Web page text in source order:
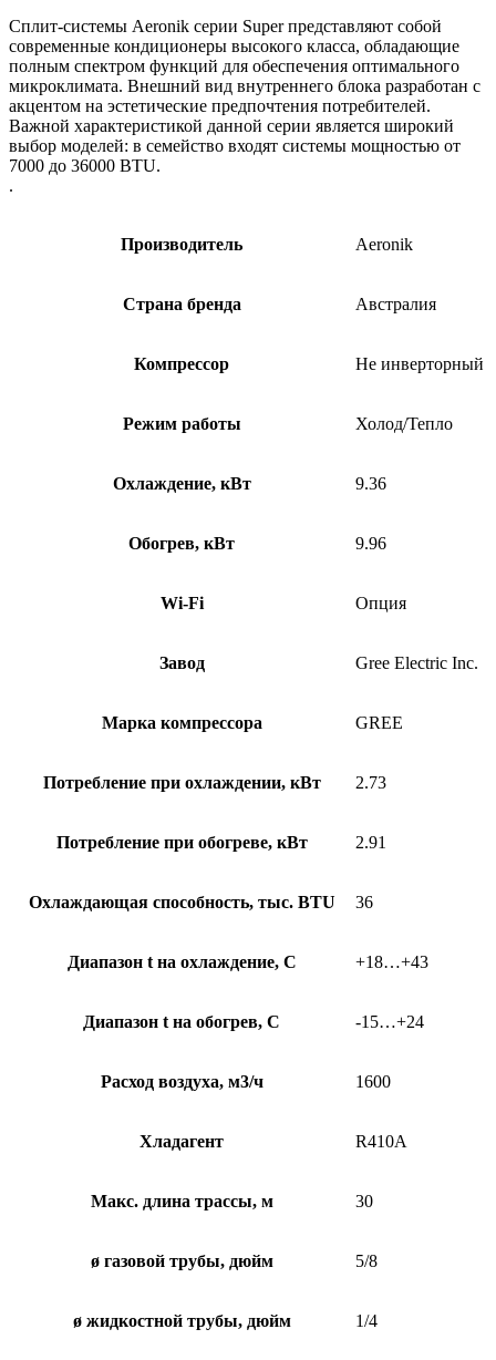
Сплит-системы Aeronik серии Super представляют собой
современные кондиционеры высокого класса, обладающие
полным спектром функций для обеспечения оптимального
микроклимата. Внешний вид внутреннего блока разработан с
акцентом на эстетические предпочтения потребителей.
Важной характеристикой данной серии является широкий
выбор моделей: в семейство входят системы мощностью от
7000 до 36000 BTU.
.
Производитель Aeronik
Страна бренда Австралия
Компрессор Не инверторный
Режим работы Холод/Тепло
Охлаждение, кВт 9.36
Обогрев, кВт 9.96
Wi-Fi Опция
Завод Gree Electric Inc.
Марка компрессора GREE
Потребление при охлаждении, кВт 2.73
Потребление при обогреве, кВт 2.91
Охлаждающая способность, тыс. BTU 36
Диапазон t на охлаждение, С +18…+43
Диапазон t на обогрев, С -15…+24
Расход воздуха, м3/ч 1600
Хладагент R410A
Макс. длина трассы, м 30
ø газовой трубы, дюйм 5/8
ø жидкостной трубы, дюйм 1/4